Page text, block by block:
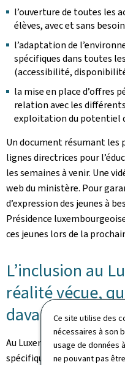
Ce site utilise des
nécessaires à son
usage de données
ne pouvant pas
l’ouverture de toutes les
élèves, avec et sans
l’adaptation de
spécifiques dans toutes
(accessibilité,
la mise en place d’offres
relation avec les
exploitation du potentiel
Un document résumant les
lignes directrices pour
les semaines à venir. Une
web du ministère. Pour
d’expression des jeunes à
Présidence
ces jeunes lors de la
L’inclusion au
réalité vécue,
davantage
Au Luxembourg, l’inclusion
spécifiques dans